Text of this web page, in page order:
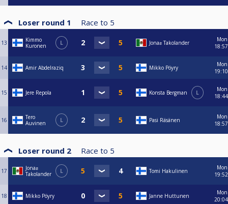
Loser round 1 Race to 5
13
Kimmo
Kuronen
L Jonaƨ Takolander
Mon
18:57
14 Amir Abdelraziq Mikko Pöyry
Mon
19:10
15 Jere Repola Konsta Bergman L
Mon
18:44
16
Tero
Auvinen
L Pasi Räsänen
Mon
18:57
Loser round 2 Race to 5
17
Jonaƨ
Takolander
L Tomi Hakulinen
Mon
19:52
18 Mikko Pöyry Janne Huttunen
Mon
20:04